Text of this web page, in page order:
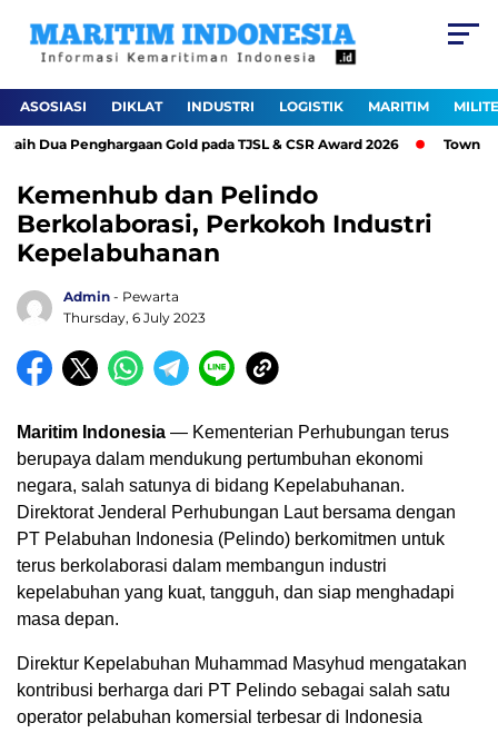
ASOSIASI DIKLAT INDUSTRI LOGISTIK MARITIM
Dua Penghargaan Gold pada TJSL & CSR Award 2026 Town
Kemenhub dan Pelindo
Berkolaborasi, Perkokoh Industri
Kepelabuhanan
Admin - Pewarta
Thursday, 6 July 2023
Maritim Indonesia — Kementerian Perhubungan terus
berupaya dalam mendukung pertumbuhan ekonomi
negara, salah satunya di bidang Kepelabuhanan.
Direktorat Jenderal Perhubungan Laut bersama dengan
PT Pelabuhan Indonesia (Pelindo) berkomitmen untuk
terus berkolaborasi dalam membangun industri
kepelabuhan yang kuat, tangguh, dan siap menghadapi
masa depan.
Direktur Kepelabuhan Muhammad Masyhud mengatakan
kontribusi berharga dari PT Pelindo sebagai salah satu
operator pelabuhan komersial terbesar di Indonesia